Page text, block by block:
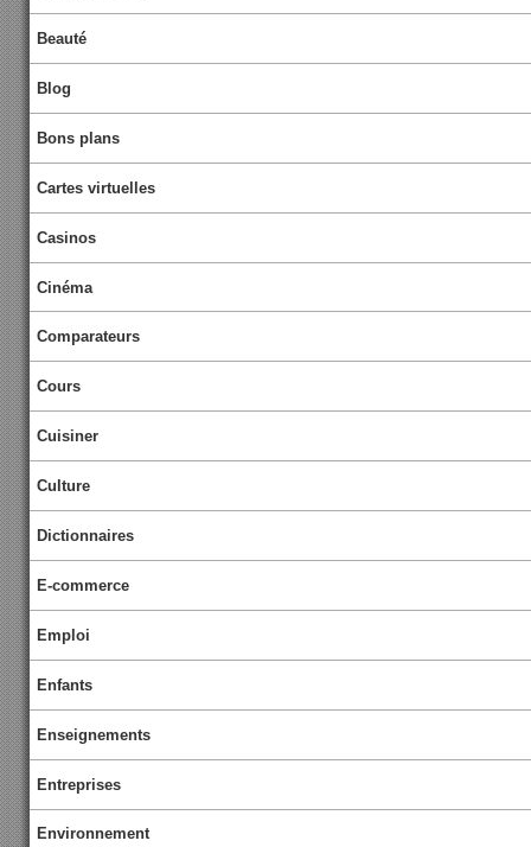
Beauté
Blog
Bons plans
Cartes virtuelles
Casinos
Cinéma
Comparateurs
Cours
Cuisiner
Culture
Dictionnaires
E-commerce
Emploi
Enfants
Enseignements
Entreprises
Environnement